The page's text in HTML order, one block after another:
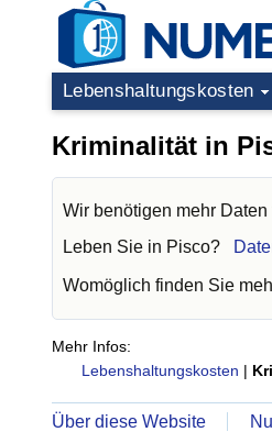
Lebenshaltungskosten
Kriminalität in
Wir benötigen mehr Daten
Leben Sie in Pisco?
Womöglich finden Sie
Mehr Infos:
Lebenshaltungskosten |
Über diese Website